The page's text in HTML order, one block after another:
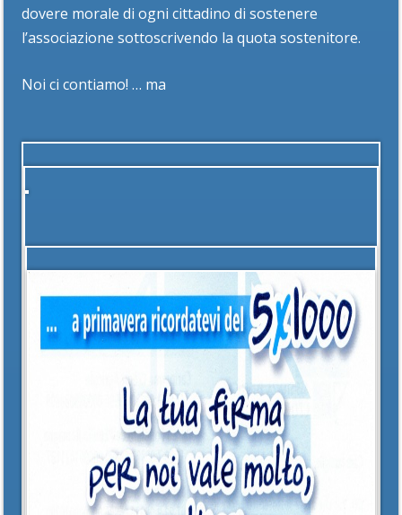
dovere morale di ogni cittadino di sostenere
l’associazione sottoscrivendo la quota sostenitore.
Noi ci contiamo! … ma